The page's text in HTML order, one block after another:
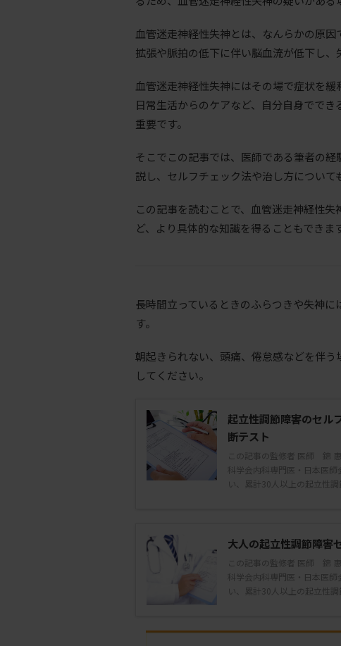
血管迷走神経性失神とは、なんらかの原
拡張や脈拍の低下に伴い脳血流が低下し、
血管迷走神経性失神にはその場で症状を
日常生活からのケアなど、自分自身でで
重要です。
そこでこの記事では、医師である筆者の
説し、セルフチェック法や治し方について
この記事を読むことで、血管迷走神経性
ど、より具体的な知識を得ることもできま
長時間立っているときのふらつきや失神
す。
朝起きられない、頭痛、倦怠感などを伴
してください。
起立性調節障害のセル
断テスト
この記事の監修者 医師 錦
科学会内科専門医・日本医
い、累計30人以上の起立性調
大人の起立性調節障害
この記事の監修者 医師 錦
科学会内科専門医・日本医
い、累計30人以上の起立性調